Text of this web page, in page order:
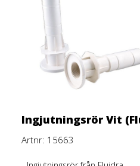
Ingjutningsrör Vit
Artnr: 15663